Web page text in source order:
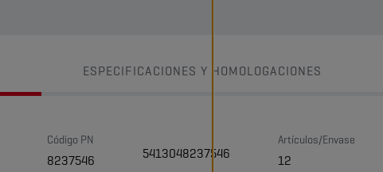
ESPECIFICACIONES Y HOMOLOGACIONES
Código PN
8237546 5413048237546
Artículos/Envase
12